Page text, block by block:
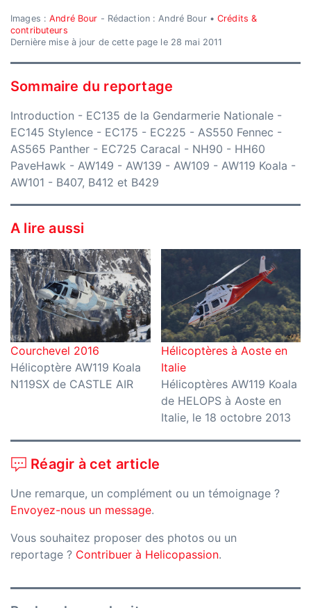
Images :André Bour - Rédaction : André Bour •Crédits &
contributeurs
Dernière mise à jour de cette page le 28 mai 2011
Sommaire du reportage
Introduction - EC135 de la Gendarmerie Nationale -
EC145 Stylence - EC175 - EC225 - AS550 Fennec -
AS565 Panther - EC725 Caracal - NH90 - HH60
PaveHawk - AW149 - AW139 - AW109 - AW119 Koala -
AW101 - B407, B412 et B429
A lire aussi
Courchevel 2016
Hélicoptère AW119 Koala
N119SX de CASTLE AIR
Hélicoptères à Aoste en
Italie
Hélicoptères AW119 Koala
de HELOPS à Aoste en
Italie, le 18 octobre 2013
Réagir à cet article
Une remarque, un complément ou un témoignage ?
Envoyez-nous un message.
Vous souhaitez proposer des photos ou un
reportage ? Contribuer à Helicopassion.